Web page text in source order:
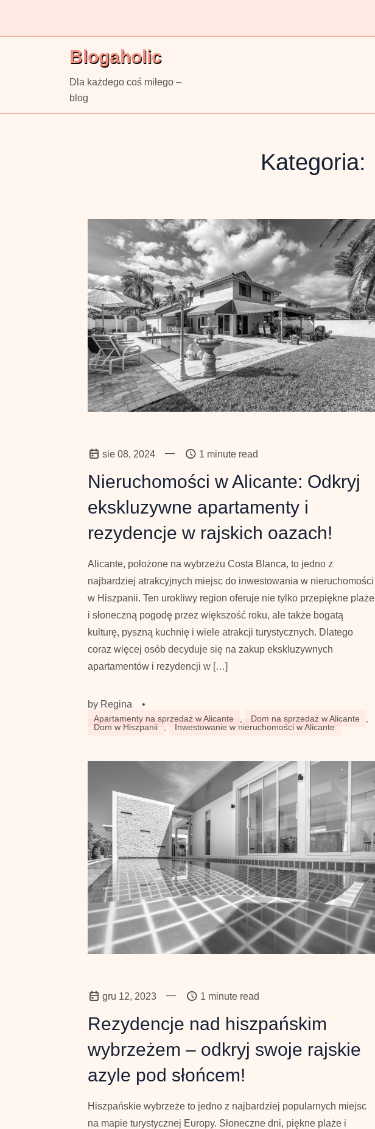
content
Blogaholic
Dla każdego coś miłego –
blog
Kategoria:
sie 08, 2024 — 1 minute read
Nieruchomości w Alicante: Odkryj
ekskluzywne apartamenty i
rezydencje w rajskich oazach!
Alicante, położone na wybrzeżu Costa Blanca, to jedno z
najbardziej atrakcyjnych miejsc do inwestowania w nieruchomości
w Hiszpanii. Ten urokliwy region oferuje nie tylko przepiękne plaże
i słoneczną pogodę przez większość roku, ale także bogatą
kulturę, pyszną kuchnię i wiele atrakcji turystycznych. Dlatego
coraz więcej osób decyduje się na zakup ekskluzywnych
apartamentów i rezydencji w […]
by Regina •
Apartamenty na sprzedaż w Alicante Dom na sprzedaż w Alicante
Dom w Hiszpanii
Inwestowanie w nieruchomości w Alicante
gru 12, 2023 — 1 minute read
Rezydencje nad hiszpańskim
wybrzeżem – odkryj swoje rajskie
azyle pod słońcem!
Hiszpańskie wybrzeże to jedno z najbardziej popularnych miejsc
na mapie turystycznej Europy. Słoneczne dni, piękne plaże i